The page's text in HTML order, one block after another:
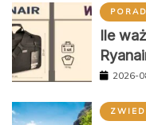
Ile
2026-